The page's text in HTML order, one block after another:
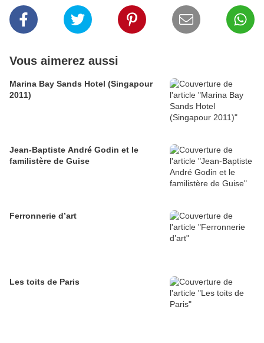
Vous aimerez aussi
Marina Bay Sands Hotel (Singapour
2011)
Jean-Baptiste André Godin et le
familistère de Guise
Ferronnerie d’art
Les toits de Paris